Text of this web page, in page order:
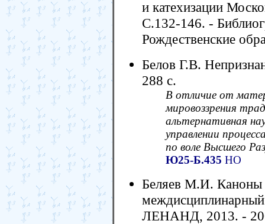
и катехизации
С.132-146. -
Рождественские
Белов Г.В.
288 с.
В отличие от
мировоззрения
альтернативная
управлении
по воле Высшего
Ю25-Б.435 НО
Беляев М.И. Каноны
ЛЕНАНД, 2013. -